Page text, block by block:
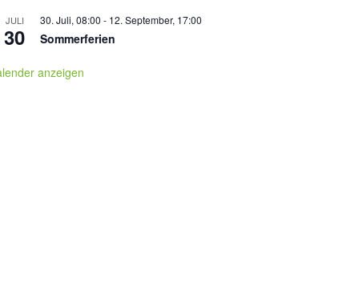
JULI
30
30. Juli, 08:00 - 12. September, 17:00
Sommerferien
anzeigen